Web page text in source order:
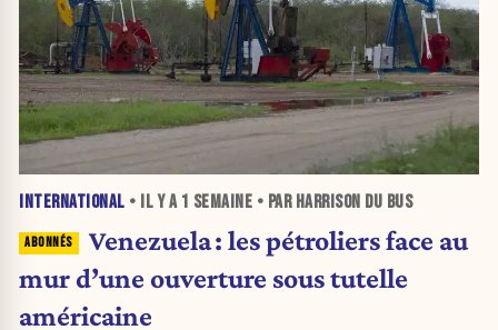
INTERNATIONAL • IL Y A 1 SEMAINE • PAR HARRISON DU BUS
Venezuela : les pétroliers face au
mur d’une ouverture sous tutelle
américaine